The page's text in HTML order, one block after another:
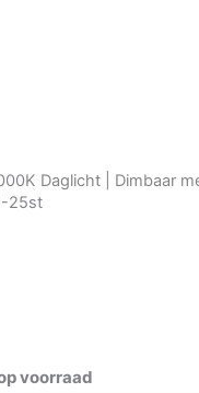
Daglicht | Dimbaar
25st
voorraad